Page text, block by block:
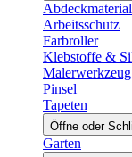
Abdeckmaterial
Arbeitsschutz
Farbroller
Klebstoffe &
Pinsel
Tapeten
Öffne oder
Garten